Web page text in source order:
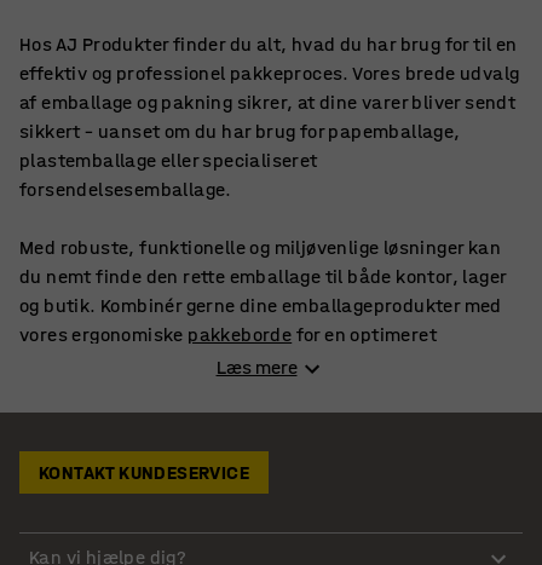
Hos AJ Produkter finder du alt, hvad du har brug for til en
effektiv og professionel pakkeproces. Vores brede udvalg
af emballage og pakning sikrer, at dine varer bliver sendt
sikkert – uanset om du har brug for papemballage,
plastemballage eller specialiseret
forsendelsesemballage.
Med robuste, funktionelle og miljøvenlige løsninger kan
du nemt finde den rette emballage til både kontor, lager
og butik. Kombinér gerne dine emballageprodukter med
vores ergonomiske pakkeborde for en optimeret
Emballageløsninger der beskytter dine
produkter
Læs mere
KONTAKT KUNDESERVICE
Kan vi hjælpe dig?